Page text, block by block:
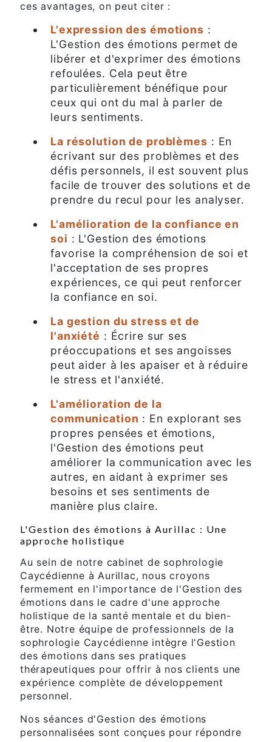
ces avantages, on peut citer :
L'expression des émotions :
L'Gestion des émotions permet de
libérer et d'exprimer des émotions
refoulées. Cela peut être
particulièrement bénéfique pour
ceux qui ont du mal à parler de
leurs sentiments.
La résolution de problèmes : En
écrivant sur des problèmes et des
défis personnels, il est souvent plus
facile de trouver des solutions et de
prendre du recul pour les analyser.
L'amélioration de la confiance en
soi : L'Gestion des émotions
favorise la compréhension de soi et
l'acceptation de ses propres
expériences, ce qui peut renforcer
la confiance en soi.
La gestion du stress et de
l'anxiété : Écrire sur ses
préoccupations et ses angoisses
peut aider à les apaiser et à réduire
le stress et l'anxiété.
L'amélioration de la
communication : En explorant ses
propres pensées et émotions,
l'Gestion des émotions peut
améliorer la communication avec les
autres, en aidant à exprimer ses
besoins et ses sentiments de
manière plus claire.
L'Gestion des émotions à Aurillac : Une
approche holistique
Au sein de notre cabinet de sophrologie
Caycédienne à Aurillac, nous croyons
fermement en l'importance de l'Gestion des
émotions dans le cadre d'une approche
holistique de la santé mentale et du bien-
être. Notre équipe de professionnels de la
sophrologie Caycédienne intègre l'Gestion
des émotions dans ses pratiques
thérapeutiques pour offrir à nos clients une
expérience complète de développement
personnel.
Nos séances d'Gestion des émotions
personnalisées sont conçues pour répondre